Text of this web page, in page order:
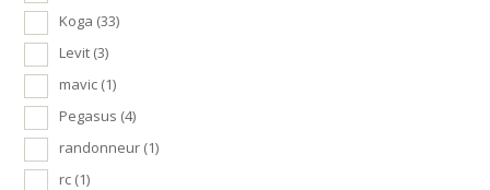
Koga (33)
Levit (3)
mavic (1)
Pegasus (4)
randonneur (1)
rc (1)